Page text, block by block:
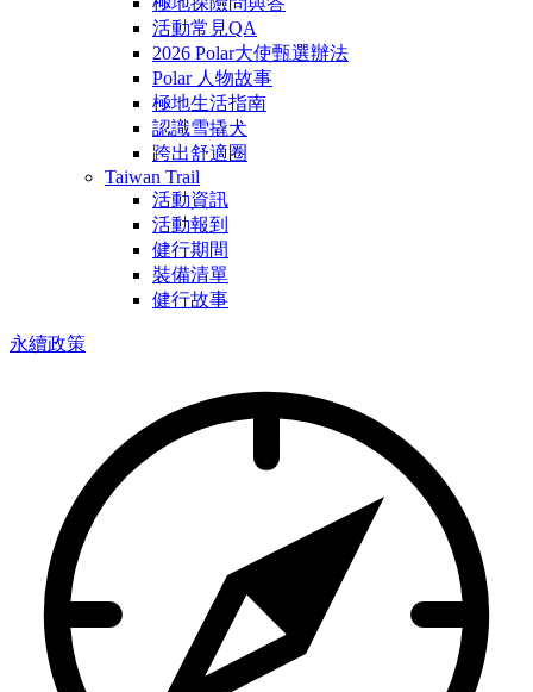
活動常見QA
2026 Polar大使甄選辦法
Polar 人物故事
極地生活指南
認識雪撬犬
跨出舒適圈
Taiwan Trail
活動資訊
活動報到
健行期間
裝備清單
健行故事
永續政策